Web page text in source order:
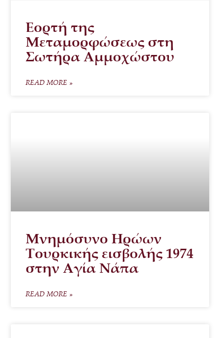
Εορτή της
Μεταμορφώσεως στη
Σωτήρα Αμμοχώστου
READ MORE »
Μνημόσυνο Ηρώων
Τουρκικής εισβολής 1974
στην Αγία Νάπα
READ MORE »